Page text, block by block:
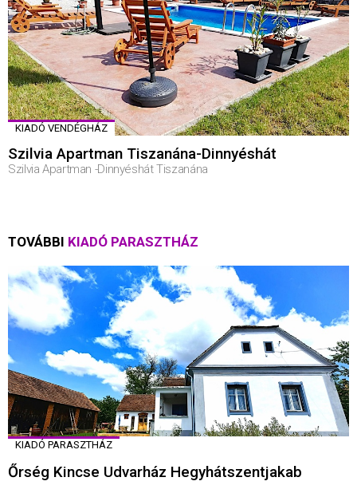
KIADÓ VENDÉGHÁZ
Szilvia Apartman Tiszanána-Dinnyéshát
Szilvia Apartman -Dinnyéshát Tiszanána
TOVÁBBI KIADÓ PARASZTHÁZ
KIADÓ PARASZTHÁZ
Őrség Kincse Udvarház Hegyhátszentjakab